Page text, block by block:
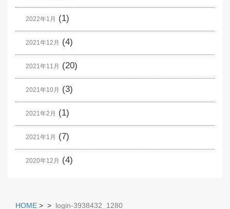
2022年1月 (1)
2021年12月 (4)
2021年11月 (20)
2021年10月 (3)
2021年2月 (1)
2021年1月 (7)
2020年12月 (4)
HOME > > login-3938432_1280